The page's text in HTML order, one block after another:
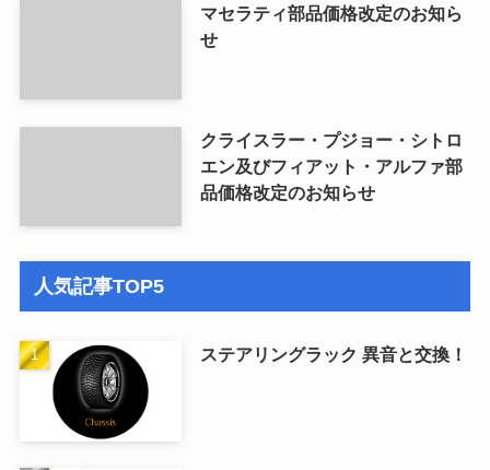
マセラティ部品価格改定のお知ら
せ
クライスラー・プジョー・シトロ
エン及びフィアット・アルファ部
品価格改定のお知らせ
人気記事TOP5
ステアリングラック 異音と交換！